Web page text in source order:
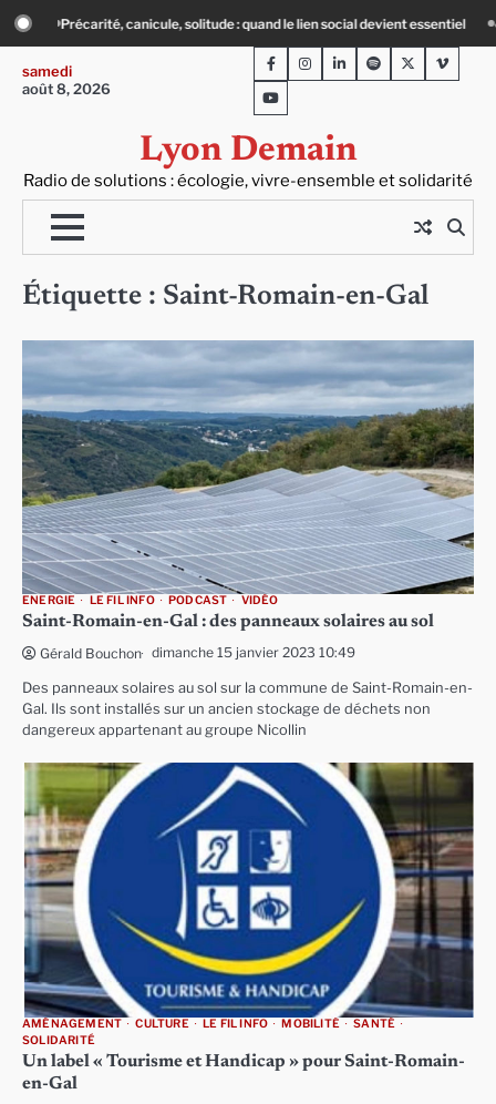
Skip
content
solitude : quand le lien social devient essentiel « Ça chauffe » : des
samedi
août 8, 2026
Lyon Demain
Radio de solutions : écologie, vivre-ensemble et solidarité
FacebookInstagram
LinkedInSpotifyTwitterViméo
Youtube
Étiquette : Saint-Romain-en-Gal
ENERGIE LE FIL INFO PODCAST VIDÉO
Saint-Romain-en-Gal : des panneaux solaires au sol
Gérald Bouchon dimanche 15 janvier 2023 10:49
Des panneaux solaires au sol sur la commune de Saint-Romain-en-
Gal. Ils sont installés sur un ancien stockage de déchets non
dangereux appartenant au groupe Nicollin
AMÉNAGEMENT CULTURE LE FIL INFO MOBILITÉ
SANTÉ
SOLIDARITÉ
Un label « Tourisme et Handicap » pour Saint-Romain-
en-Gal